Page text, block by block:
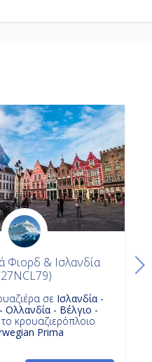
Φιορδ & Ισλανδία
σε Ισλανδία -
Ολλανδία - Βέλγιο -
κρουαζιερόπλοιο
Prima